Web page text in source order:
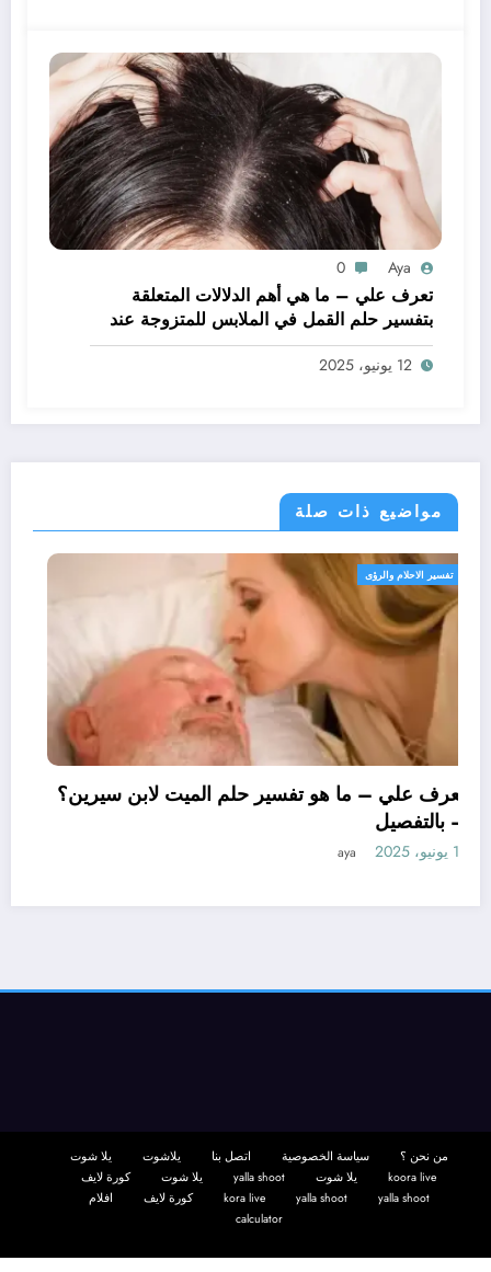
Aya
0
تعرف علي – ما هي أهم الدلالات المتعلقة
بتفسير حلم القمل في الملابس للمتزوجة عند
ابن سيرين؟ – بالتفصيل
12 يونيو، 2025
مواضيع ذات صلة
تفسير الاحلام والرؤى
تعرف علي – ما هو تفسير حلم الميت لابن
– بالتفصيل
11 يونيو، 2025
من نحن ؟ سياسة الخصوصية اتصل بنا
يلا شوت
koora live
يلا شوت yalla shoot يلا شوت
كورة لايف
kora live